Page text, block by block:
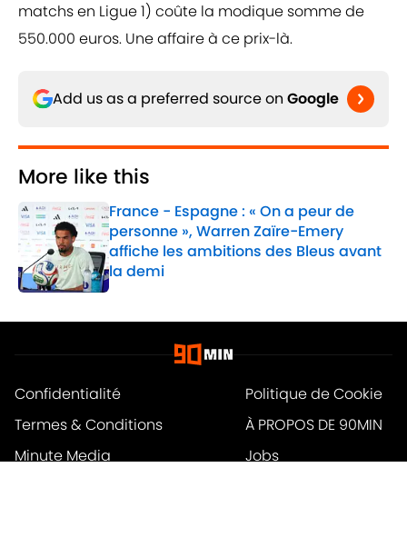
matchs en Ligue 1) coûte la modique somme de
550.000 euros. Une affaire à ce prix-là.
Add us as a preferred source on Google
More like this
France - Espagne : « On a peur de
personne », Warren Zaïre-Emery
affiche les ambitions des Bleus avant
la demi
Published by on Invalid Date
Confidentialité
Politique de Cookie
Termes & Conditions
À PROPOS DE 90MIN
Minute Media
Jobs